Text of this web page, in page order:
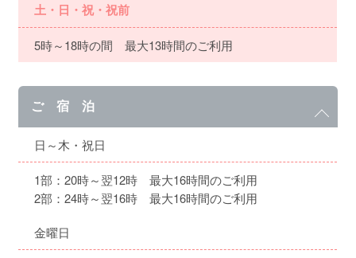
土・日・祝・祝前
5時～18時の間 最大13時間のご利用
ご 宿 泊
日～木・祝日
1部：20時～翌12時 最大16時間のご利用
2部：24時～翌16時 最大16時間のご利用
金曜日